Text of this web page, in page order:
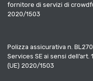
fornitore di servizi di
2020/1503
Polizza assicurativa n.
Services SE ai sensi
(UE) 2020/1503